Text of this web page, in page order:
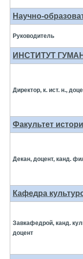
Научно-
Руководитель
ИНСТИТУТ
Директор, к. ист. н.,
Факультет
Декан, доцент, канд.
Кафедра
Завкафедрой, канд.
доцент